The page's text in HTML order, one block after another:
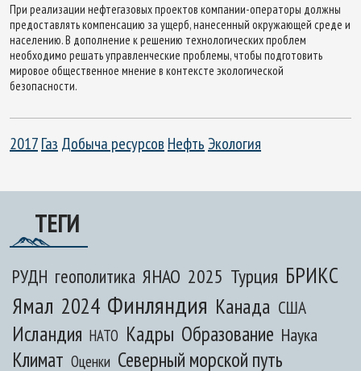
При реализации нефтегазовых проектов компании-операторы должны
предоставлять компенсацию за ущерб, нанесенный окружающей среде и
населению. В дополнение к решению технологических проблем
необходимо решать управленческие проблемы, чтобы подготовить
мировое общественное мнение в контексте экологической
безопасности.
2017Газ Добыча ресурсов Нефть Экология
ТЕГИ
РУДН геополитика ЯНАО 2025 Турция БРИКС
Ямал 2024 Финляндия Канада США
Исландия НАТО Кадры Образование Наука
Климат Оценки Северный морской путь